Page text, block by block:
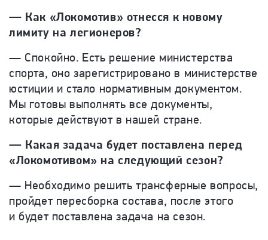
— Как «Локомотив» отнесся к новому
лимиту на легионеров?
— Спокойно. Есть решение министерства
спорта, оно зарегистрировано в министерстве
юстиции и стало нормативным документом.
Мы готовы выполнять все документы,
которые действуют в нашей стране.
— Какая задача будет поставлена перед
«Локомотивом» на следующий сезон?
— Необходимо решить трансферные вопросы,
пройдет пересборка состава, после этого
и будет поставлена задача на сезон.